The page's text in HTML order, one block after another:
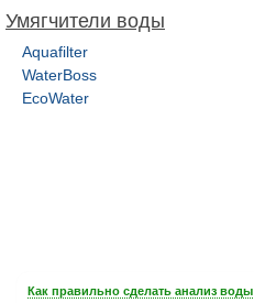
Умягчители воды
Aquafilter
WaterBoss
EcoWater
Как правильно сделать анализ воды